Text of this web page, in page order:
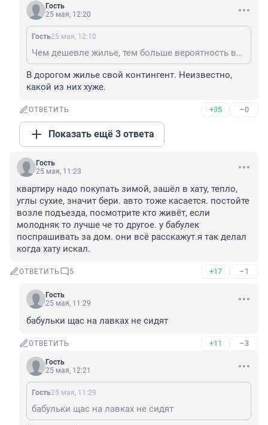
Гость
25 мая, 12:20
Гость25 мая, 12:10
Чем дешевле жилье, тем больше вероятность встретить там контингент.
В дорогом жилье свой контингент. Неизвестно,
какой из них хуже.
ОТВЕТИТЬ +35 –0
Показать ещё 3 ответа
Гость
25 мая, 11:23
квартиру надо покупать зимой, зашёл в хату, тепло,
углы сухие, значит бери. авто тоже касается. постойте
возле подъезда, посмотрите кто живёт, если
молодняк то лучше че то другое. у бабулек
поспрашивать за дом. они всё расскажут.я так делал
когда хату искал.
ОТВЕТИТЬ 5 +17 –1
Гость
25 мая, 11:29
бабульки щас на лавках не сидят
ОТВЕТИТЬ +11 –3
Гость
25 мая, 12:21
Гость25 мая, 11:29
бабульки щас на лавках не сидят